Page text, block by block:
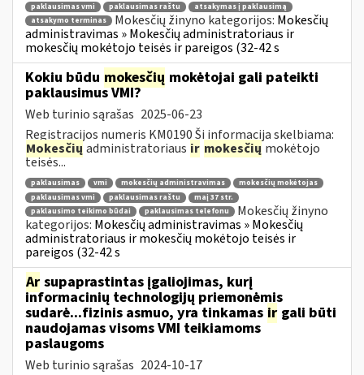
paklausimas vmi
paklausimas raštu
atsakymas į paklausimą
atsakymo terminas
Mokesčių žinyno kategorijos: Mokesčių
administravimas » Mokesčių administratoriaus ir
mokesčių mokėtojo teisės ir pareigos (32-42 s
Kokiu būdu mokesčių mokėtojai gali pateikti
paklausimus VMI?
Web turinio sąrašas 2025-06-23
Registracijos numeris KM0190 Ši informacija skelbiama:
Mokesčių administratoriaus ir mokesčių mokėtojo
teisės...
paklausimas vmi mokesčių administravimas
mokesčių mokėtojas
paklausimas vmi
paklausimas raštu
maį 37 str.
paklausimo teikimo būdai
paklausimas telefonu
Mokesčių žinyno
kategorijos: Mokesčių administravimas » Mokesčių
administratoriaus ir mokesčių mokėtojo teisės ir
pareigos (32-42 s
Ar supaprastintas įgaliojimas, kurį
informacinių technologijų priemonėmis
sudarė...fizinis asmuo, yra tinkamas ir gali būti
naudojamas visoms VMI teikiamoms
paslaugoms
Web turinio sąrašas 2024-10-17